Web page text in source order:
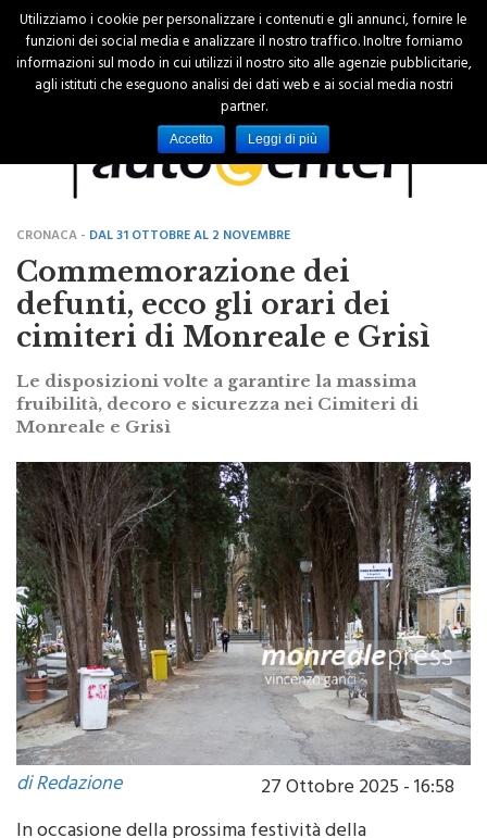
CRONACA -DAL 31 OTTOBRE AL 2 NOVEMBRE
Commemorazione dei
defunti, ecco gli orari dei
cimiteri di Monreale e Grisì
Le disposizioni volte a garantire la massima
fruibilità, decoro e sicurezza nei Cimiteri di
di Redazione
27 Ottobre 2025 - 16:58
Utilizziamo i cookie per personalizzare i contenuti e gli annunci, fornire le
funzioni dei social media e analizzare il nostro traffico. Inoltre forniamo
informazioni sul modo in cui utilizzi il nostro sito alle agenzie pubblicitarie,
agli istituti che eseguono analisi dei dati web e ai social media nostri
partner.
Accetto Leggi di più